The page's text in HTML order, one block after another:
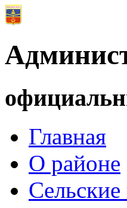
Главная
О районе